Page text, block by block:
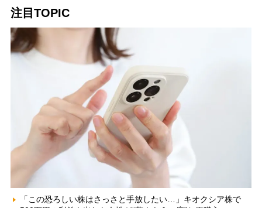
注目TOPIC
「この恐ろしい株はさっさと手放したい…」キオクシア株で